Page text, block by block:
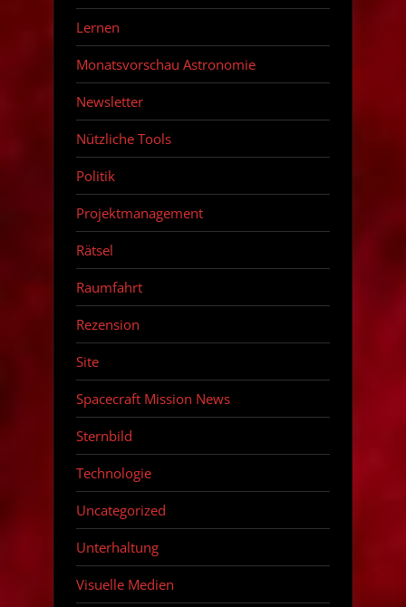
Lernen
Monatsvorschau Astronomie
Newsletter
Nützliche Tools
Politik
Projektmanagement
Rätsel
Raumfahrt
Rezension
Site
Spacecraft Mission News
Sternbild
Technologie
Uncategorized
Unterhaltung
Visuelle Medien